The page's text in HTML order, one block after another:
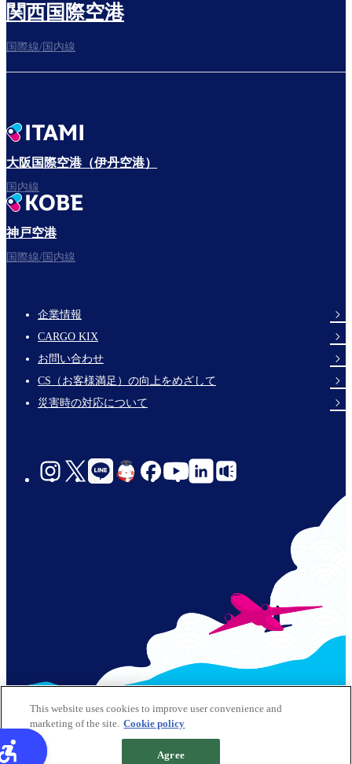
関西国際空港
国際線/国内線
大阪国際空港（伊丹空港）
国内線
神戸空港
国際線/国内線
Footer
Links
企業情報
CARGO KIX
お問い合わせ
CS（お客様満足）の向上をめざして
災害時の対応について
social-
© 2026 Kansai Airports All Rights Reserved
Footer
サイトポリシー
クッキーポリシー
サイトマップ
This website uses cookies to improve user convenience and
marketing of the site. Cookie policy
Agree